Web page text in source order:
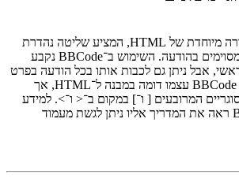
BBCode הוא צורה מיוחדת של HTML, המציע שליטה נהדרת
בעיצוב בחלקים מסוימים בהודעה. השימוש ב־BBCode נקבע
אבל ניתן גם לכבות אותו בכל הודעה בפרט
מטופס השליחה. BBCode עצמו דומה במבנה ל־HTML, אך
המרובעים [ ו־] במקום ב־< ו־>. למידע
נוסף על BBCode ראה את המדריך אליו ניתן לגשת מעמוד